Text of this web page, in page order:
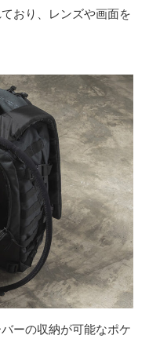
おり、レンズや画面を
ーの収納が可能なポケ